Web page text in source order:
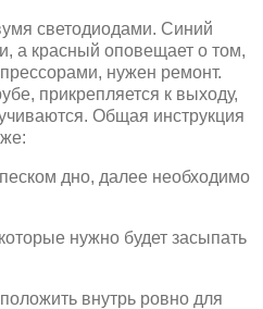
светодиодами. Синий
а красный оповещает о том,
нужен ремонт.
прикрепляется к выходу,
Общая инструкция
дно, далее необходимо
нужно будет засыпать
внутрь ровно для